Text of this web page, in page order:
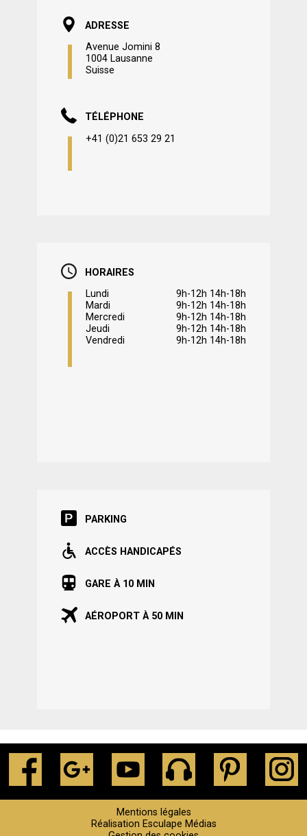
ADRESSE
Avenue Jomini 8
1004 Lausanne
Suisse
TÉLÉPHONE
+41 (0)21 653 29 21
HORAIRES
Lundi
9h-12h 14h-18h
Mardi
9h-12h 14h-18h
Mercredi
9h-12h 14h-18h
Jeudi
9h-12h 14h-18h
Vendredi
9h-12h 14h-18h
PARKING
ACCÈS HANDICAPÉS
GARE À 10 MIN
AÉROPORT À 50 MIN
Mentions légales
Réalisation Esculape Médias